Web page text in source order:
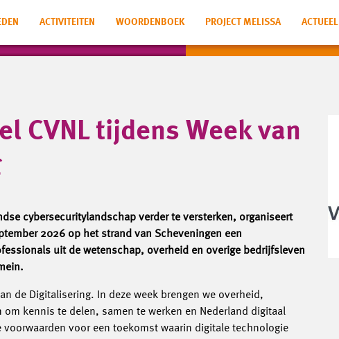
ACTIVITEITEN WOORDENBOEK PROJECT MELISSA ACTUEEL
CVNL tijdens Week van
cybersecuritylandschap verder te versterken, organiseert
2026 op het strand van Scheveningen een
uit de wetenschap, overheid en overige bedrijfsleven
de Digitalisering. In deze week brengen we overheid,
kennis te delen, samen te werken en Nederland digitaal
voorwaarden voor een toekomst waarin digitale technologie